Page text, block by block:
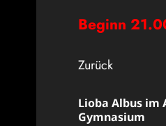
Beginn
Zurück
Lioba Albus im
Gymnasium